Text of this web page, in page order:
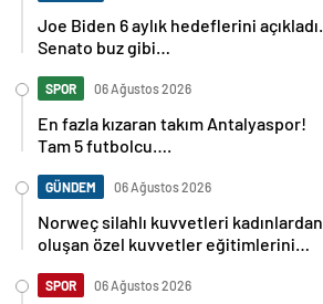
Joe Biden 6 aylık hedeflerini açıkladı.
Senato buz gibi…
SPOR 06 Ağustos 2026
En fazla kızaran takım Antalyaspor!
Tam 5 futbolcu….
GÜNDEM 06 Ağustos 2026
Norweç silahlı kuvvetleri kadınlardan
oluşan özel kuvvetler eğitimlerini
SPOR 06 Ağustos 2026